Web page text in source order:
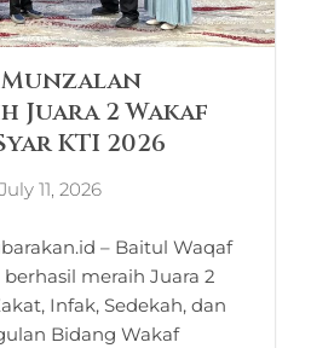
Juara 2 Wakaf
KTI 2026
July 11, 2026
– Baitul Waqaf
meraih Juara 2
Infak, Sedekah, dan
Bidang Wakaf